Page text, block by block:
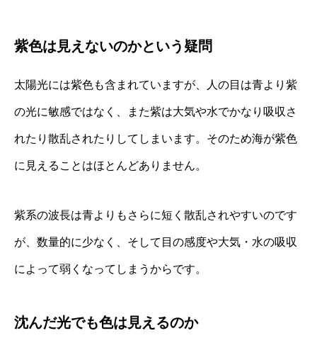
紫色は見えないのかという疑問
太陽光には紫色も含まれていますが、人の目は青より紫
の光に敏感ではなく、また紫は大気や水でかなり吸収さ
れたり散乱されたりしてしまいます。そのため海が紫色
に見えることはほとんどありません。
紫系の波長は青よりもさらに短く散乱されやすいのです
が、数量的に少なく、そして目の感度や大気・水の吸収
によって弱くなってしまうからです。
沈んだ光でも色は見えるのか